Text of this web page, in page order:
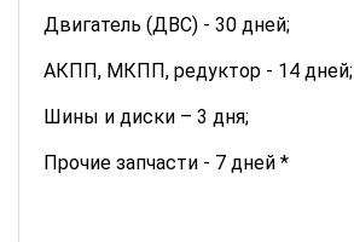
Двигатель (ДВС) - 30 дней;
АКПП, МКПП, редуктор - 14 дней;
Шины и диски – 3 дня;
Прочие запчасти - 7 дней *